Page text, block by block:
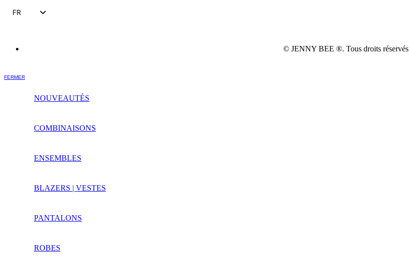
FR
©️ JENNY BEE ®️. Tous droits réservés
FERMER
NOUVEAUTÉS
COMBINAISONS
ENSEMBLES
BLAZERS | VESTES
PANTALONS
ROBES